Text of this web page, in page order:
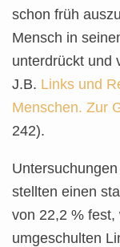
schon früh
Mensch in
unterdrückt und
J.B. Links und
Menschen. Zur
242).
stellten einen
von 22,2 %
umgeschulten